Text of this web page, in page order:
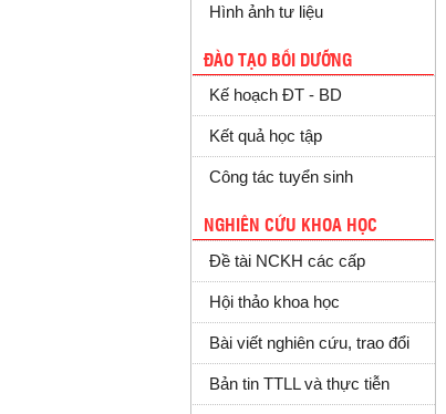
Hình ảnh tư liệu
ĐÀO TẠO BỒI DƯỠNG
Kế hoạch ĐT - BD
Kết quả học tập
Công tác tuyển sinh
NGHIÊN CỨU KHOA HỌC
Đề tài NCKH các cấp
Hội thảo khoa học
Bài viết nghiên cứu, trao đổi
Bản tin TTLL và thực tiễn